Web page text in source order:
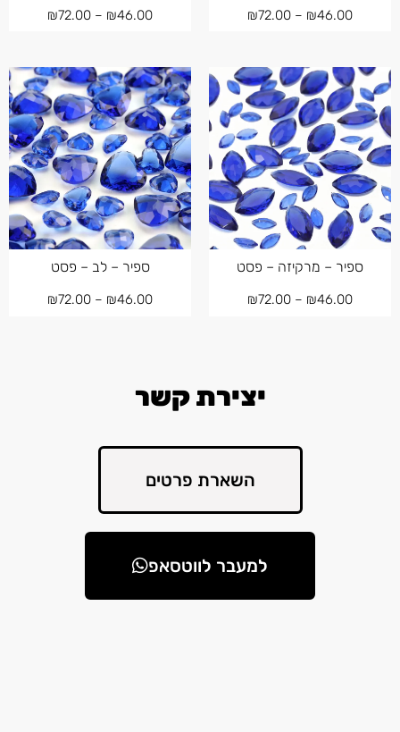
₪46.00
–
₪72.00
₪46.00
–
₪72.00
ספיר – מרקיזה – פסט
₪46.00
–
₪72.00
ספיר – לב – פסט
₪46.00
–
₪72.00
יצירת קשר
השארת פרטים
למעבר לווטסאפ